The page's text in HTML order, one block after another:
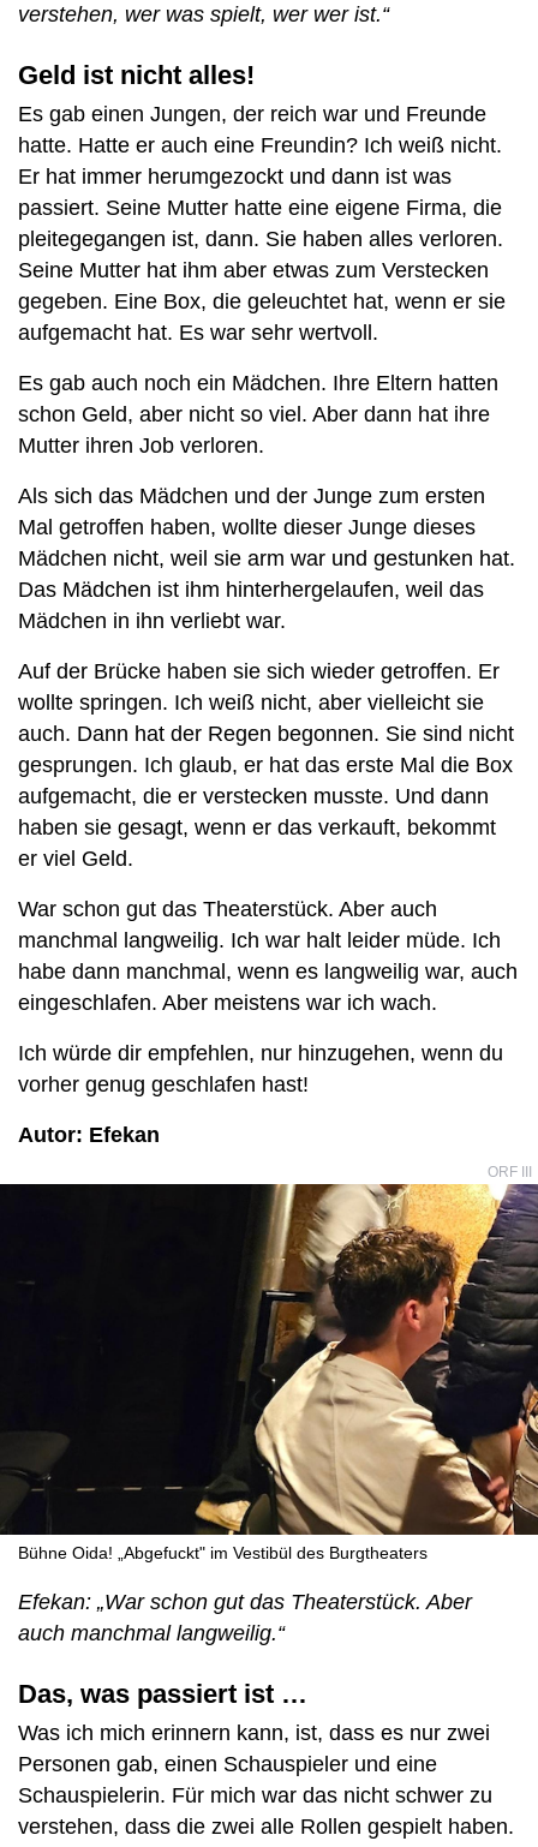
verstehen, wer was spielt, wer wer ist.“
Geld ist nicht alles!
Es gab einen Jungen, der reich war und Freunde
hatte. Hatte er auch eine Freundin? Ich weiß nicht.
Er hat immer herumgezockt und dann ist was
passiert. Seine Mutter hatte eine eigene Firma, die
pleitegegangen ist, dann. Sie haben alles verloren.
Seine Mutter hat ihm aber etwas zum Verstecken
gegeben. Eine Box, die geleuchtet hat, wenn er sie
aufgemacht hat. Es war sehr wertvoll.
Es gab auch noch ein Mädchen. Ihre Eltern hatten
schon Geld, aber nicht so viel. Aber dann hat ihre
Mutter ihren Job verloren.
Als sich das Mädchen und der Junge zum ersten
Mal getroffen haben, wollte dieser Junge dieses
Mädchen nicht, weil sie arm war und gestunken hat.
Das Mädchen ist ihm hinterhergelaufen, weil das
Mädchen in ihn verliebt war.
Auf der Brücke haben sie sich wieder getroffen. Er
wollte springen. Ich weiß nicht, aber vielleicht sie
auch. Dann hat der Regen begonnen. Sie sind nicht
gesprungen. Ich glaub, er hat das erste Mal die Box
aufgemacht, die er verstecken musste. Und dann
haben sie gesagt, wenn er das verkauft, bekommt
er viel Geld.
War schon gut das Theaterstück. Aber auch
manchmal langweilig. Ich war halt leider müde. Ich
habe dann manchmal, wenn es langweilig war, auch
eingeschlafen. Aber meistens war ich wach.
Ich würde dir empfehlen, nur hinzugehen, wenn du
vorher genug geschlafen hast!
Autor: Efekan
ORF III
Bühne Oida! „Abgefuckt" im Vestibül des Burgtheaters
Efekan: „War schon gut das Theaterstück. Aber
auch manchmal langweilig.“
Das, was passiert ist …
Was ich mich erinnern kann, ist, dass es nur zwei
Personen gab, einen Schauspieler und eine
Schauspielerin. Für mich war das nicht schwer zu
verstehen, dass die zwei alle Rollen gespielt haben.